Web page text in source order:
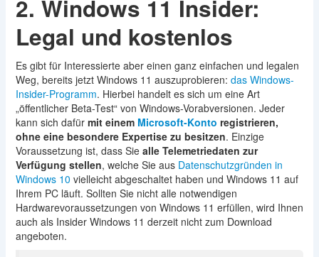
2. Windows 11 Insider:
Legal und kostenlos
Es gibt für Interessierte aber einen ganz einfachen und legalen
Weg, bereits jetzt Windows 11 auszuprobieren: das Windows-
Insider-Programm. Hierbei handelt es sich um eine Art
„öffentlicher Beta-Test“ von Windows-Vorabversionen. Jeder
kann sich dafür mit einem Microsoft-Konto registrieren,
ohne eine besondere Expertise zu besitzen. Einzige
Voraussetzung ist, dass Sie alle Telemetriedaten zur
Verfügung stellen, welche Sie aus Datenschutzgründen in
Windows 10 vielleicht abgeschaltet haben und Windows 11 auf
Ihrem PC läuft. Sollten Sie nicht alle notwendigen
Hardwarevoraussetzungen von Windows 11 erfüllen, wird Ihnen
auch als Insider Windows 11 derzeit nicht zum Download
angeboten.